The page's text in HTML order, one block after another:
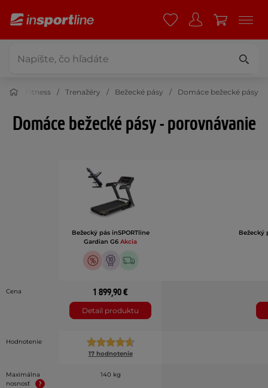
Fitness Trenažéry Bežecké pásy Domáce bežecké pásy
Domáce bežecké pásy - porovnávanie
Bežecký pás inSPORTline
Gardian G6 Akcia
Bežecký
Cena 1 899,90 €
Detail produktu
Hodnotenie
17 hodnotenie
Maximálna
nosnosť
140 kg